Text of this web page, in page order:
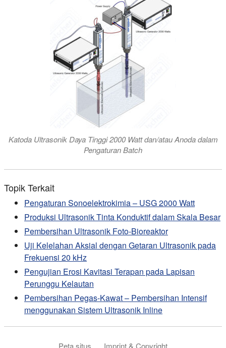
Katoda Ultrasonik Daya Tinggi 2000 Watt dan/atau Anoda dalam
Pengaturan Batch
Topik Terkait
Pengaturan Sonoelektrokimia – USG 2000 Watt
Produksi Ultrasonik Tinta Konduktif dalam Skala Besar
Pembersihan Ultrasonik Foto-Bioreaktor
Uji Kelelahan Aksial dengan Getaran Ultrasonik pada
Frekuensi 20 kHz
Pengujian Erosi Kavitasi Terapan pada Lapisan
Perunggu Kelautan
Pembersihan Pegas-Kawat – Pembersihan Intensif
menggunakan Sistem Ultrasonik Inline
Peta situs Imprint & Copyright